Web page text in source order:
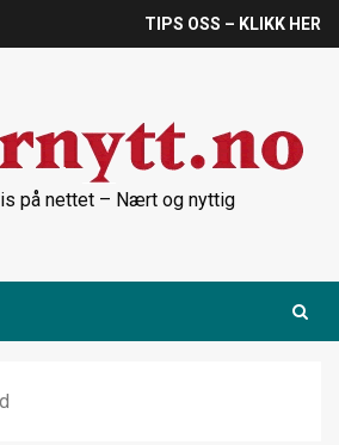
TIPS OSS – KLIKK HER
på nettet – Nært og nyttig